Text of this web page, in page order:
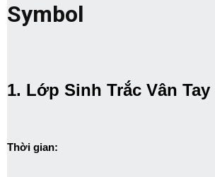
Symbol
1. Lớp Sinh Trắc Vân Tay
Thời gian: